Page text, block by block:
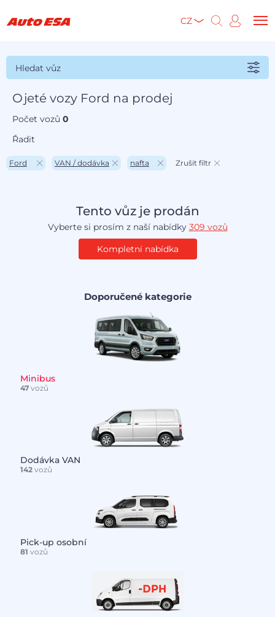
CZ
Hledat vůz
Ojeté vozy Ford na prodej
Počet vozů0
Řadit
Ford VAN / dodávka nafta Zrušit filtr
Tento vůz je prodán
Vyberte si prosím z naší nabídky 309 vozů
Kompletní nabídka
Doporučené kategorie
Minibus
47vozů
Dodávka VAN
142vozů
Pick-up osobní
81 vozů